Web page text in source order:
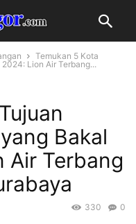
Temukan 5 Kota
Lion Air Terbang...
Bakal
Air Terbang
0
330